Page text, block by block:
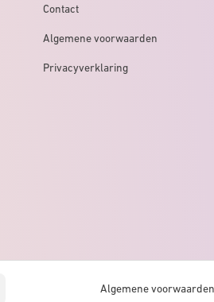
Contact
Algemene voorwaarden
Privacyverklaring
Algemene voorwaarden